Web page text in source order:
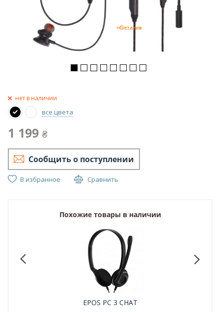
нет в наличии
все цвета
1 199 ₴
Сообщить о поступлении
В избранное Сравнить
Похожие товары в наличии
EPOS PC 3 CHAT